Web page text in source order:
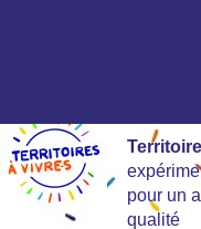
pour un
qualité